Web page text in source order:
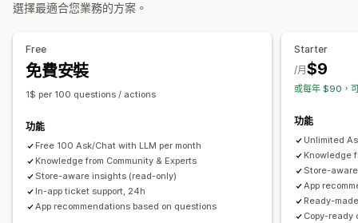
選擇最適合您業務的方案。
Free
免費安裝
1$ per 100 questions / actions
功能
Free 100 Ask/Chat with LLM per month
Knowledge from Community & Experts
Store-aware insights (read-only)
In-app ticket support, 24h
App recommendations based on questions
Starter
$9
/月
或每年 $90，
功能
Unlimited
Knowledge
Store-
App
Ready-
Copy-ready